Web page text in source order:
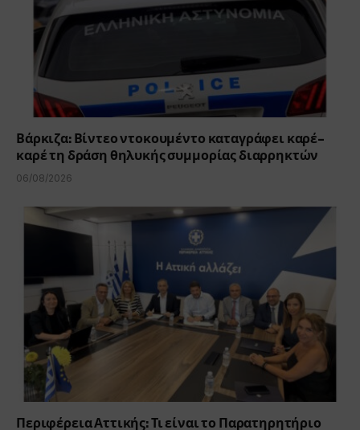
Βάρκιζα: Βίντεο ντοκουμέντο καταγράφει καρέ-
καρέ τη δράση θηλυκής συμμορίας διαρρηκτών
06/08/2026
Περιφέρεια Αττικής: Τι είναι το Παρατηρητήριο